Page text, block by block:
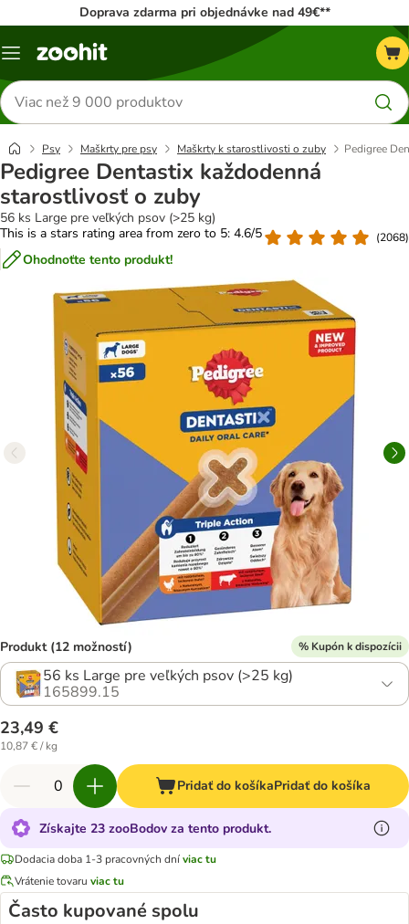
Doprava zdarma pri objednávke nad 49€**
Kategórie
Hľadať
produkty
Psy Maškrty pre psy Maškrty k starostlivosti o zuby Pedigree
Pedigree Dentastix každodenná
starostlivosť o zuby
56 ks Large pre veľkých psov (>25 kg)
This is a stars rating area from zero to 5: 4.6/5
(2068)
Ohodnoťte tento produkt!
Produkt (12 možností) % Kupón k dispozícii
56 ks Large pre veľkých psov (>25 kg)
165899.15
23,49 €
10,87 € / kg
Pridať do košíkaPridať do košíka
Získajte 23 zooBodov za tento produkt.
Dodacia doba 1-3 pracovných dníviac tu
Vrátenie tovaru viac tu
Často kupované spolu